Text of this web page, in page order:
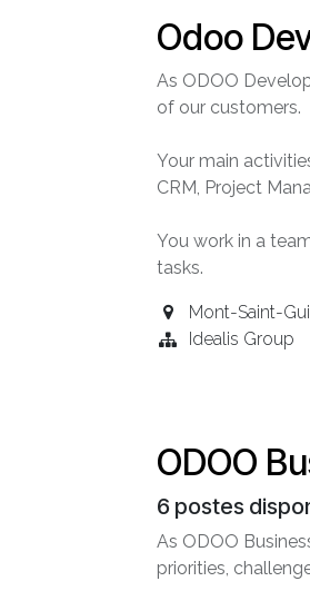
Odoo
As ODOO
of our customers.
Your main
CRM, Project
You work in a
tasks.
Mont-Saint-
Idealis Group
ODOO
6 postes
As ODOO
priorities,